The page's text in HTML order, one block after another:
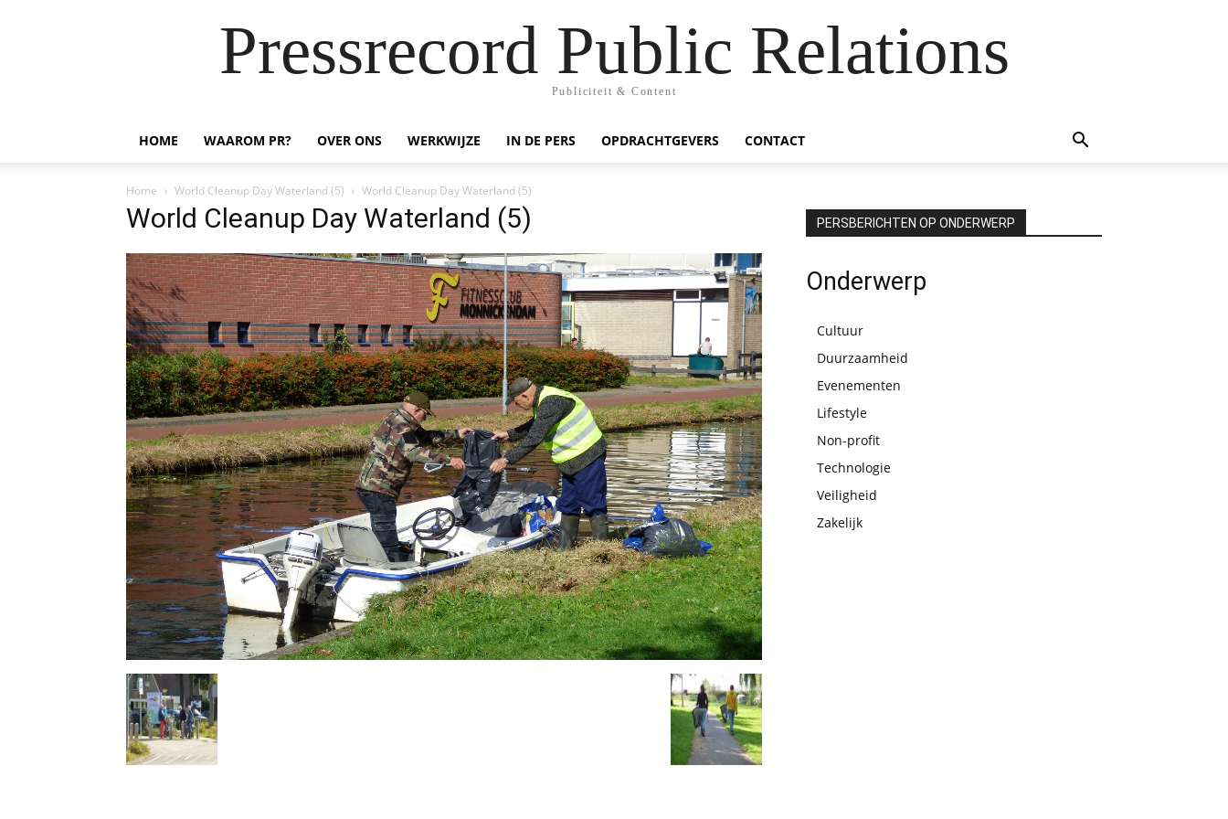
Pressrecord Public Relations
Publiciteit & Content
HOME WAAROM PR? OVER ONS WERKWIJZE IN DE PERS OPDRACHTGEVERS CONTACT
Home World Cleanup Day Waterland (5) World Cleanup Day Waterland (5)
World Cleanup Day Waterland (5) PERSBERICHTEN OP ONDERWERP
Onderwerp
Cultuur
Duurzaamheid
Evenementen
Lifestyle
Non-profit
Technologie
Veiligheid
Zakelijk